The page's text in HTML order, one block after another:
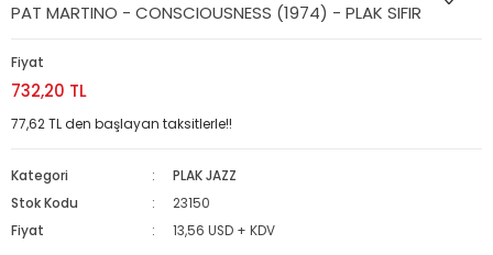
PAT MARTINO - CONSCIOUSNESS (1974) - PLAK SIFIR
Fiyat
732,20 TL
77,62 TL den başlayan taksitlerle!!
Kategori
PLAK JAZZ
Stok Kodu
23150
Fiyat
13,56 USD + KDV